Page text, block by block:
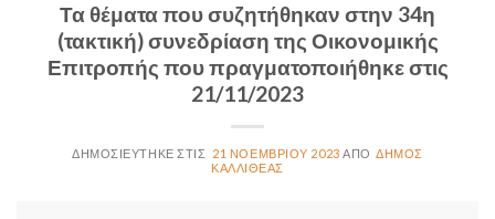
Τα θέματα που συζητήθηκαν στην 34η
(τακτική) συνεδρίαση της Οικονομικής
Επιτροπής που πραγματοποιήθηκε στις
21/11/2023
21 ΝΟΕΜΒΡΊΟΥ 2023
ΔΉΜΟΣ
ΚΑΛΛΙΘΈΑΣ